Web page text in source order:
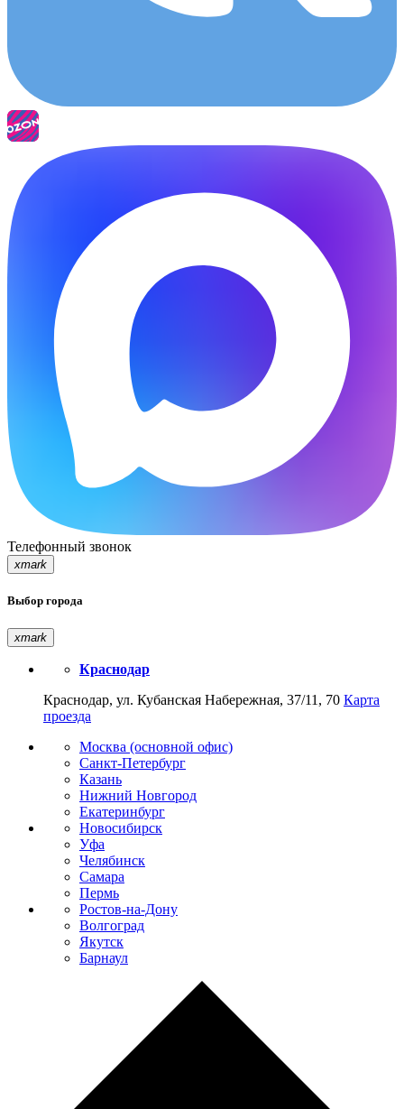
Телефонный звонок
xmark
Выбор города
xmark
Краснодар
Краснодар, ул. Кубанская Набережная, 37/11, 70 Карта
проезда
Москва (основной офис)
Санкт-Петербург
Казань
Нижний Новгород
Екатеринбург
Новосибирск
Уфа
Челябинск
Самара
Пермь
Ростов-на-Дону
Волгоград
Якутск
Барнаул